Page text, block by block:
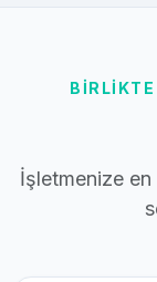
İşletmenize